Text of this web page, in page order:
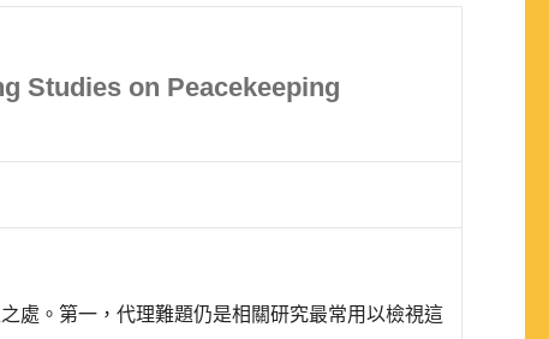
Studies on Peacekeeping
處。第一，代理難題仍是相關研究最常用以檢視這